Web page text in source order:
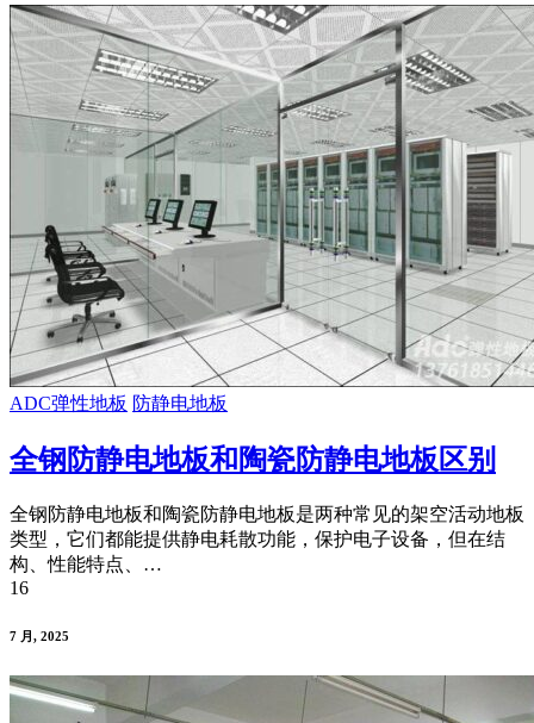
ADC弹性地板 防静电地板
全钢防静电地板和陶瓷防静电地板区别
全钢防静电地板和陶瓷防静电地板是两种常见的架空活动地板
类型，它们都能提供静电耗散功能，保护电子设备，但在结
构、性能特点、…
16
7 月, 2025